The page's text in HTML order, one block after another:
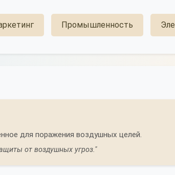
Промышленность
для поражения воздушных целей.
от воздушных угроз."